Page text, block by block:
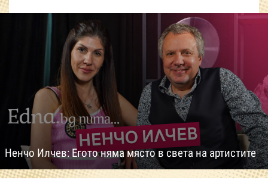
Ненчо Илчев: Егото няма място в света на артистите